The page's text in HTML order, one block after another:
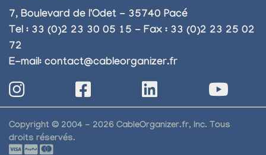
7, Boulevard de l'Odet - 35740 Pacé
Tel : 33 (0)2 23 30 05 15 - Fax : 33 (0)2 23 25 02
72
E-mail: contact@cableorganizer.fr
Copyright © 2004 - 2026 CableOrganizer.fr, Inc. Tous
droits réservés.